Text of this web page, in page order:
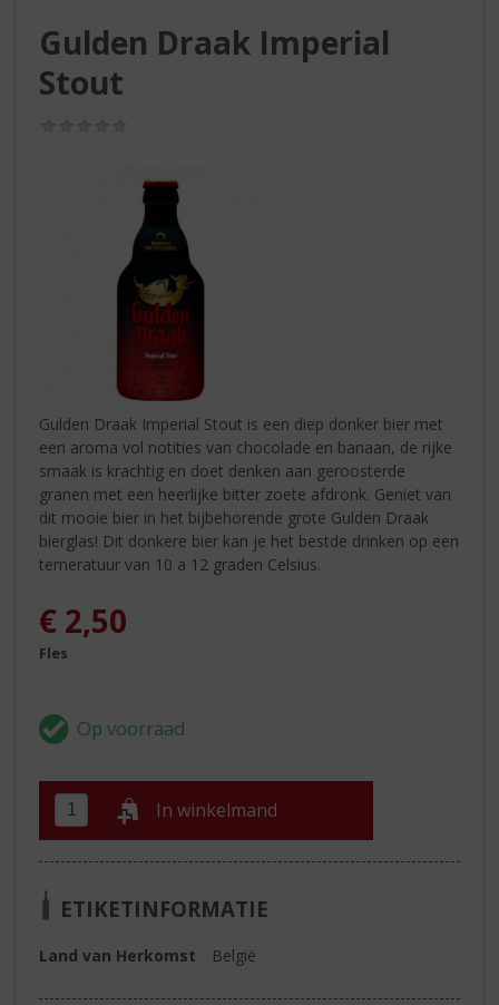
Gulden Draak Imperial
Stout
Gulden Draak Imperial Stout is een diep donker bier met
een aroma vol notities van chocolade en banaan, de rijke
smaak is krachtig en doet denken aan geroosterde
granen met een heerlijke bitter zoete afdronk. Geniet van
dit mooie bier in het bijbehorende grote Gulden Draak
bierglas! Dit donkere bier kan je het bestde drinken op een
temeratuur van 10 a 12 graden Celsius.
€ 2,50
Fles
In winkelmand
ETIKETINFORMATIE
Land van Herkomst België